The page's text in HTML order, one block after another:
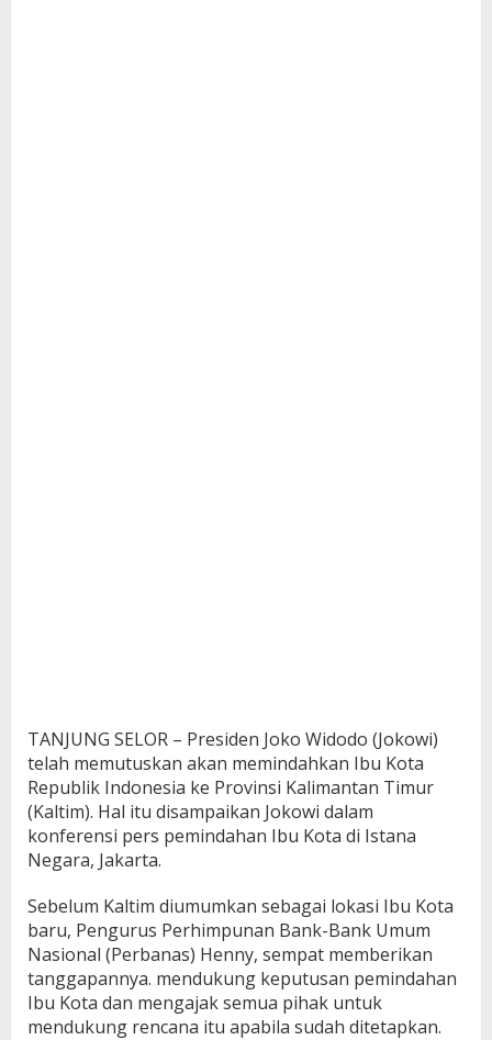
TANJUNG SELOR – Presiden Joko Widodo (Jokowi)
telah memutuskan akan memindahkan Ibu Kota
Republik Indonesia ke Provinsi Kalimantan Timur
(Kaltim). Hal itu disampaikan Jokowi dalam
konferensi pers pemindahan Ibu Kota di Istana
Negara, Jakarta.
Sebelum Kaltim diumumkan sebagai lokasi Ibu Kota
baru, Pengurus Perhimpunan Bank-Bank Umum
Nasional (Perbanas) Henny, sempat memberikan
tanggapannya. mendukung keputusan pemindahan
Ibu Kota dan mengajak semua pihak untuk
mendukung rencana itu apabila sudah ditetapkan.